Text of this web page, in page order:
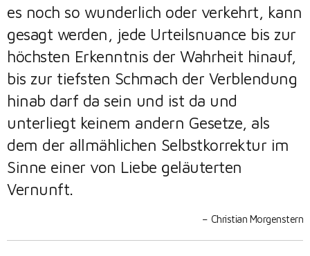
es noch so wunderlich oder verkehrt, kann
gesagt werden, jede Urteilsnuance bis zur
höchsten Erkenntnis der Wahrheit hinauf,
bis zur tiefsten Schmach der Verblendung
hinab darf da sein und ist da und
unterliegt keinem andern Gesetze, als
dem der allmählichen Selbstkorrektur im
Sinne einer von Liebe geläuterten
Vernunft.
Christian Morgenstern